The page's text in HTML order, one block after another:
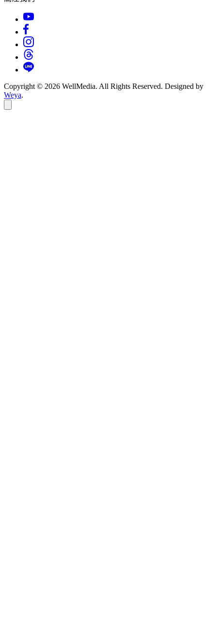
Copyright © 2026 WellMedia. All Rights Reserved. Designed by
Weya.